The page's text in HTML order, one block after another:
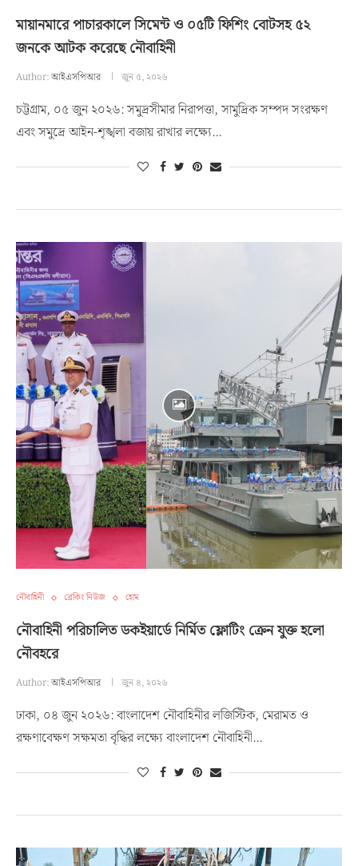
মায়ানমারে পাচারকালে সিমেন্ট ও ০৫টি ফিশিং বোটসহ ৫২
জনকে আটক করেছে নৌবাহিনী
Author:আইএসপিআর জুন ৫, ২০২৬
চট্টগ্রাম, ০৫ জুন ২০২৬: সমুদ্রসীমার নিরাপত্তা, সামুদ্রিক সম্পদ সংরক্ষণ
এবং সমুদ্রে আইন-শৃঙ্খলা বজায় রাখার লক্ষ্যে…
নৌবাহিনী ব্রেকিং নিউজ হোম
নৌবাহিনী পরিচালিত ডকইয়ার্ডে নির্মিত ফ্লোটিং ক্রেন যুক্ত হলো
নৌবহরে
Author:আইএসপিআর জুন ৪, ২০২৬
ঢাকা, ০৪ জুন ২০২৬: বাংলাদেশ নৌবাহিনীর লজিস্টিক, মেরামত ও
রক্ষণাবেক্ষণ সক্ষমতা বৃদ্ধির লক্ষ্যে বাংলাদেশ নৌবাহিনী…